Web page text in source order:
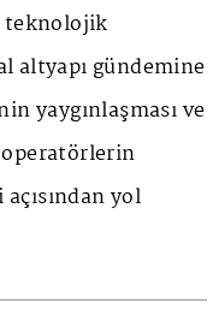
altyapı gündemine
yaygınlaşması ve
operatörlerin
yol